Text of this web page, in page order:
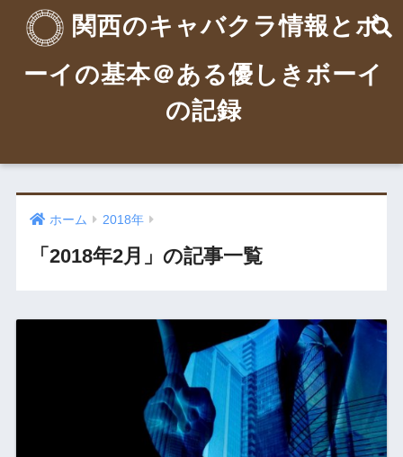
関西のキャバクラ情報とボ
ーイの基本＠ある優しきボーイ
の記録
ホーム 2018年
「2018年2月」の記事一覧